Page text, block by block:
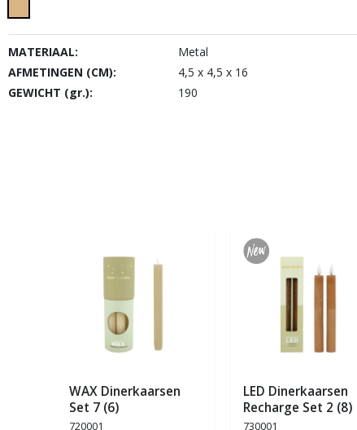
MATERIAAL:
Metal
AFMETINGEN (CM):
4,5 x 4,5 x 16
GEWICHT (gr.):
190
WAX Dinerkaarsen
Set 7 (6)
720001
LED Dinerkaarsen
Recharge Set 2 (8)
730001